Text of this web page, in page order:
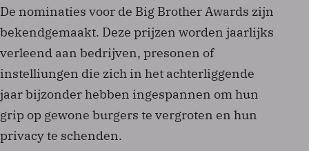
De nominaties voor de Big Brother Awards zijn
bekendgemaakt. Deze prijzen worden jaarlijks
verleend aan bedrijven, presonen of
instelliungen die zich in het achterliggende
jaar bijzonder hebben ingespannen om hun
grip op gewone burgers te vergroten en hun
privacy te schenden.